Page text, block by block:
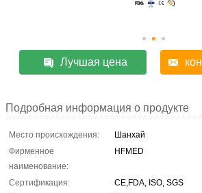
Лучшая цена
Подробная информация о продукте
Место происхождения:
Шанхай
Фирменное
наименование:
HFMED
Сертификация:
CE,FDA, ISO, SGS